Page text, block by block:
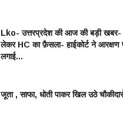
Lko- उत्तरप्रदेश की आज की बड़ी खबर-
लेकर HC का फ़ैसला- हाईकोर्ट ने आरक्षण
लगाई...
जूता , साफा, धोती पाकर खिल उठे